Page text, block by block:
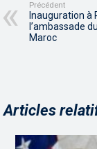
Précédent
Inauguration à
l’ambassade
Maroc
Articles